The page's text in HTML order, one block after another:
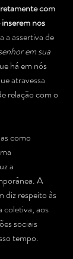
com
nos
a assertiva de
em sua
há em nós
atravessa
relação com o
como
a
A
diz respeito às
coletiva, aos
sociais
tempo.